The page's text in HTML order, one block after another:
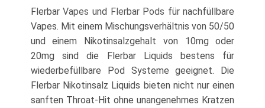
FlerbarVapes und Flerbar Pods für nachfüllbare
Vapes. Mit einem Mischungsverhältnis von 50/50
und einem Nikotinsalzgehalt von 10mg oder
20mg sind die Flerbar Liquids bestens für
wiederbefüllbare Pod Systeme geeignet. Die
Flerbar Nikotinsalz Liquids bieten nicht nur einen
sanften Throat-Hit ohne unangenehmes Kratzen